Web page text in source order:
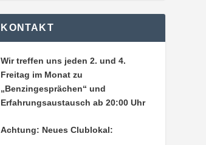
KONTAKT
Wir treffen uns jeden 2. und 4.
Freitag im Monat zu
„Benzingesprächen“ und
Erfahrungsaustausch ab 20:00 Uhr
Achtung: Neues Clublokal: